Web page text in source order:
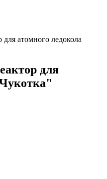
для атомного ледокола
для